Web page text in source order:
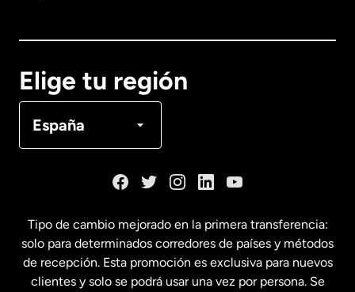
Elige tu región
España
Français
Estados Unidos English
Tipo de cambio mejorado en la primera transferencia:
solo para determinados corredores de países y métodos
de recepción. Esta promoción es exclusiva para nuevos
clientes y solo se podrá usar una vez por persona. Se